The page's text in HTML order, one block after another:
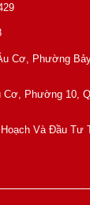
Cơ, Phường
Cơ, Phường 10,
Và Đầu Tư